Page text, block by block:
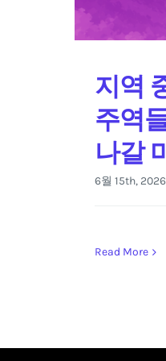
지역
주역
나갈
6월 15th, 2026
Read More